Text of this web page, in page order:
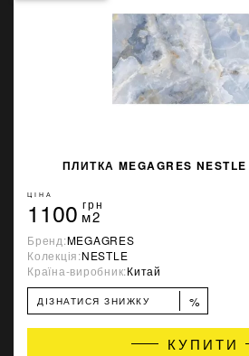
ПЛИТКА MEGAGRES
ЦІНА
1100 грн
м2
Бренд:MEGAGRES
Колекція:NESTLE
Країна-виробник:Китай
ДІЗНАТИСЯ ЗНИЖКУ %
КУПИТИ